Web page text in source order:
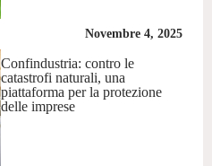
Novembre 4, 2025
Confindustria: contro le
catastrofi naturali, una
piattaforma per la protezione
delle imprese